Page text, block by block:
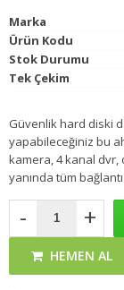
Marka
Ürün Kodu
Stok Durumu
Tek Çekim
Güvenlik hard diski
yapabileceğiniz bu
kamera, 4 kanal
yanında tüm
- +
HEMEN AL